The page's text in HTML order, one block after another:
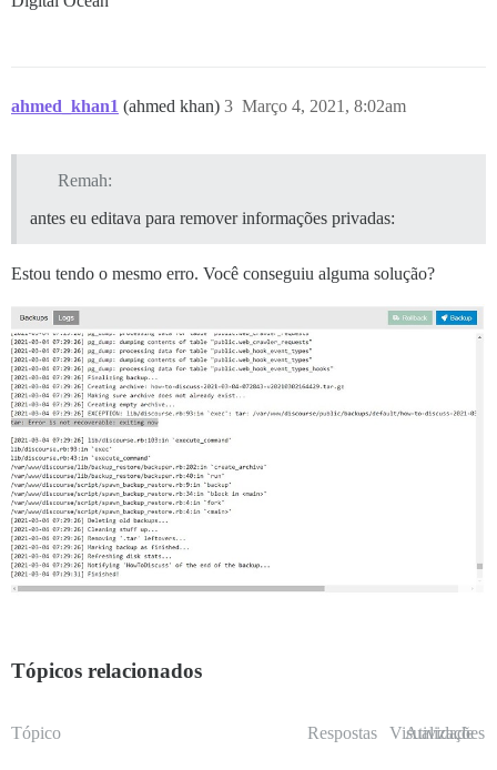
ahmed_khan1 (ahmed khan) Março 4, 2021, 8:02am
3
Remah:
antes eu editava para remover informações privadas:
Estou tendo o mesmo erro. Você conseguiu alguma solução?
Tópicos relacionados
Tópico Respostas Visualizações
Atividade